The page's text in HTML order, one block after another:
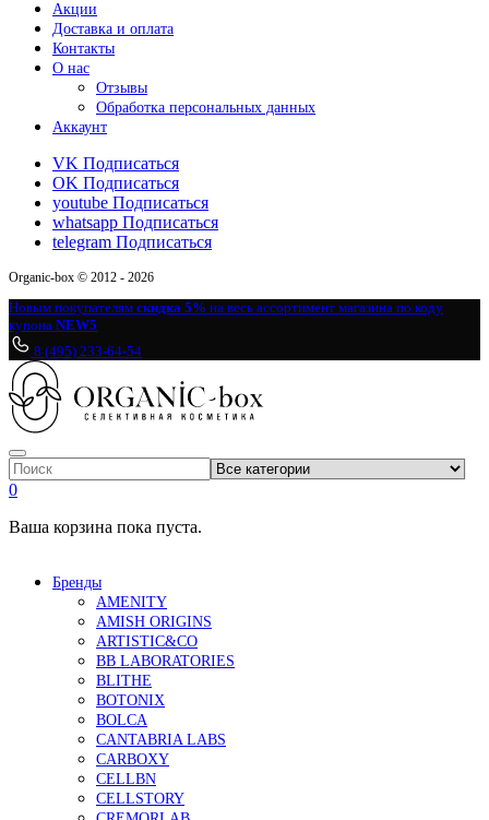
Акции
Доставка и оплата
Контакты
О нас
Отзывы
Обработка персональных данных
Аккаунт
VK Подписаться
OK Подписаться
youtube Подписаться
whatsapp Подписаться
telegram Подписаться
Organic-box © 2012 - 2026
Новым покупателям скидка 5% на весь ассортимент магазина по коду
купона NEW5
8 (495) 233-64-54
0
Ваша корзина пока пуста.
Бренды
AMENITY
AMISH ORIGINS
ARTISTIC&CO
BB LABORATORIES
BLITHE
BOTONIX
BOLCA
CANTABRIA LABS
CARBOXY
CELLBN
CELLSTORY